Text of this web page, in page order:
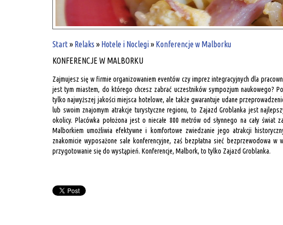
Start» Relaks » Hotele i Noclegi» Konferencje w Malborku
KONFERENCJE W MALBORKU
Zajmujesz się w firmie organizowaniem eventów czy imprez integracyjnych dla
jest tym miastem, do którego chcesz zabrać uczestników sympozjum naukowego?
tylko najwyższej jakości miejsca hotelowe, ale także gwarantuje udane
lub swoim znajomym atrakcje turystyczne regionu, to Zajazd Groblanka jest
okolicy. Placówka położona jest o niecałe 800 metrów od słynnego na cały świat
Malborkiem umożliwia efektywne i komfortowe zwiedzanie jego atrakcji
znakomicie wyposażone sale konferencyjne, zaś bezpłatna sieć bezprzewodowa w
przygotowanie się do wystąpień. Konferencje, Malbork, to tylko Zajazd Groblanka.